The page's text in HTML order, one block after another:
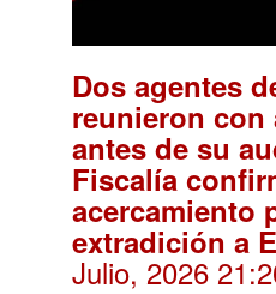
Dos agentes
reunieron con
antes de su
Fiscalía
acercamiento
extradición a
Julio, 2026